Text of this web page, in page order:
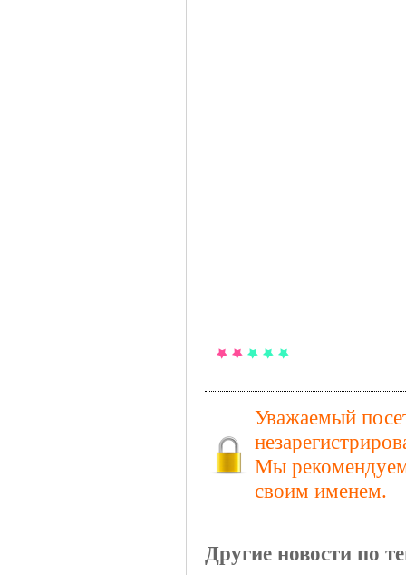
Уважаемый
Мы рекомендуем
своим именем.
Другие новости по